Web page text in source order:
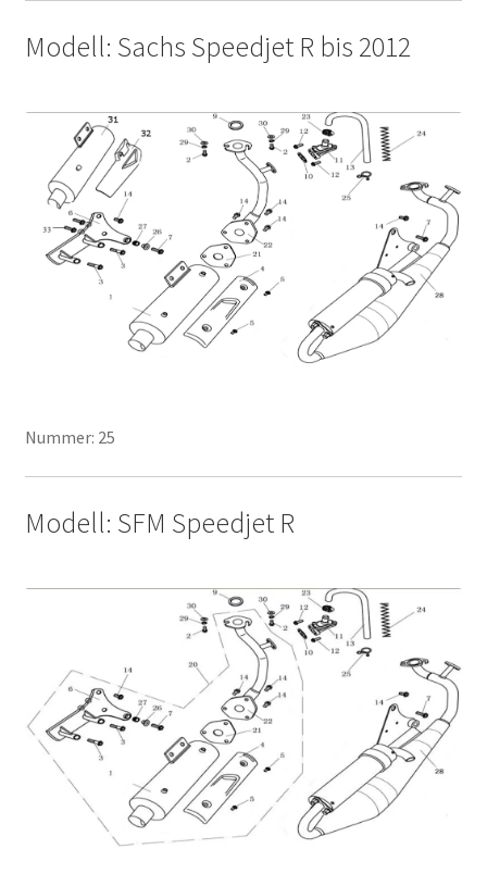
Modell: Sachs Speedjet R bis 2012
Nummer: 25
Modell: SFM Speedjet R